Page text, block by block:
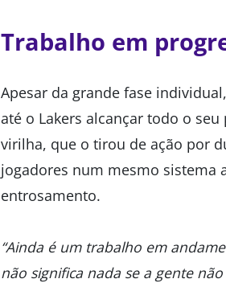
Trabalho em
Apesar da grande fase
até o Lakers alcançar todo o
virilha, que o tirou de ação por
jogadores num mesmo sistema
entrosamento.
“Ainda é um trabalho em
não significa nada se a gente